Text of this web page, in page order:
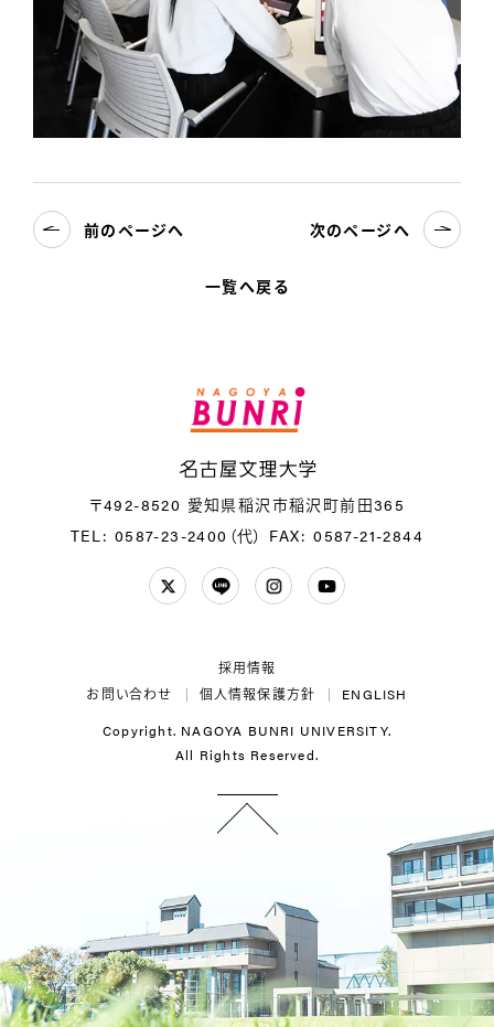
一覧へ戻る
前のページへ 次のページへ
〒492-8520 愛知県稲沢市稲沢町前田365
TEL: 0587-23-2400（代） FAX: 0587-21-2844
ENGLISH
個人情報保護方針
お問い合わせ
採用情報
Copyright. NAGOYA BUNRI UNIVERSITY.
All Rights Reserved.